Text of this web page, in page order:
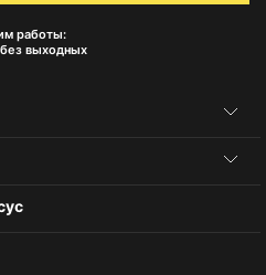
работы:
без выходных